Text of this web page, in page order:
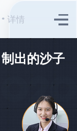
详情
出的沙子